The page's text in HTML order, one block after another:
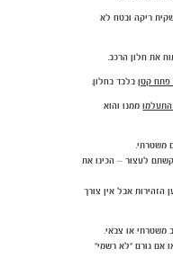
ריקה ובטח לא
את חלון הרכב.
קטןבלבד בחלון.
ממנו והוא
משטרתי.
לעצור – הכינו את
הזהירות אבל אין צורך
משטרתי או צבאי.
אם גורם "לא רשמי"